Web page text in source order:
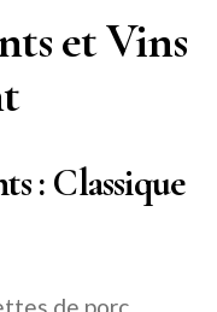
et Vins
: Classique